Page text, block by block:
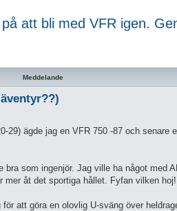
att bli med VFR igen.
Meddelande
29) ägde jag en VFR 750 -87 och
som ingenjör. Jag ville ha något med
mer åt det sportiga hållet. Fyfan vilken hoj!
att göra en olovlig U-sväng över